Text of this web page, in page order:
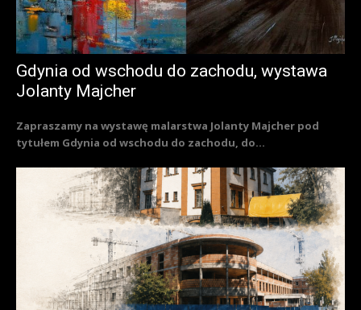
Gdynia od wschodu do zachodu, wystawa
Jolanty Majcher
Zapraszamy na wystawę malarstwa Jolanty Majcher pod
tytułem Gdynia od wschodu do zachodu, do...